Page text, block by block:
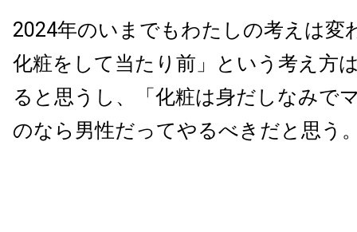
2024年のいまでもわたしの考えは変
化粧をして当たり前」という考え方
ると思うし、「化粧は身だしなみで
のなら男性だってやるべきだと思う